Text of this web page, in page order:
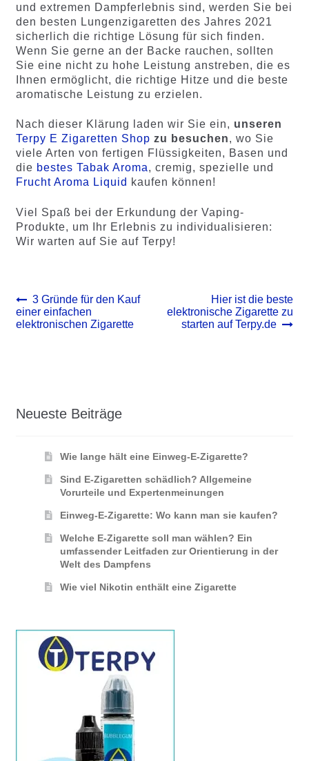
und extremen Dampferlebnis sind, werden Sie bei
den besten Lungenzigaretten des Jahres 2021
sicherlich die richtige Lösung für sich finden.
Wenn Sie gerne an der Backe rauchen, sollten
Sie eine nicht zu hohe Leistung anstreben, die es
Ihnen ermöglicht, die richtige Hitze und die beste
aromatische Leistung zu erzielen.
Nach dieser Klärung laden wir Sie ein, unseren
Terpy E Zigaretten Shop zu besuchen, wo Sie
viele Arten von fertigen Flüssigkeiten, Basen und
die bestes Tabak Aroma, cremig, spezielle und
Frucht Aroma Liquid kaufen können!
Viel Spaß bei der Erkundung der Vaping-
Produkte, um Ihr Erlebnis zu individualisieren:
Wir warten auf Sie auf Terpy!
Beitrags-
Navigation
Vorheriger
Beitrag:
3 Gründe für den Kauf
einer einfachen
elektronischen Zigarette
Nächster
Beitrag:
Hier ist die beste
elektronische Zigarette zu
starten auf Terpy.de
Neueste Beiträge
Wie lange hält eine Einweg-E-Zigarette?
Sind E-Zigaretten schädlich? Allgemeine
Vorurteile und Expertenmeinungen
Einweg-E-Zigarette: Wo kann man sie kaufen?
Welche E-Zigarette soll man wählen? Ein
umfassender Leitfaden zur Orientierung in der
Welt des Dampfens
Wie viel Nikotin enthält eine Zigarette